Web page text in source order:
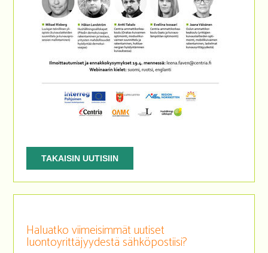
TAKAISIN UUTISIIN
Haluatko viimeisimmät uutiset
luontoyrittäjyydestä sähköpostiisi?